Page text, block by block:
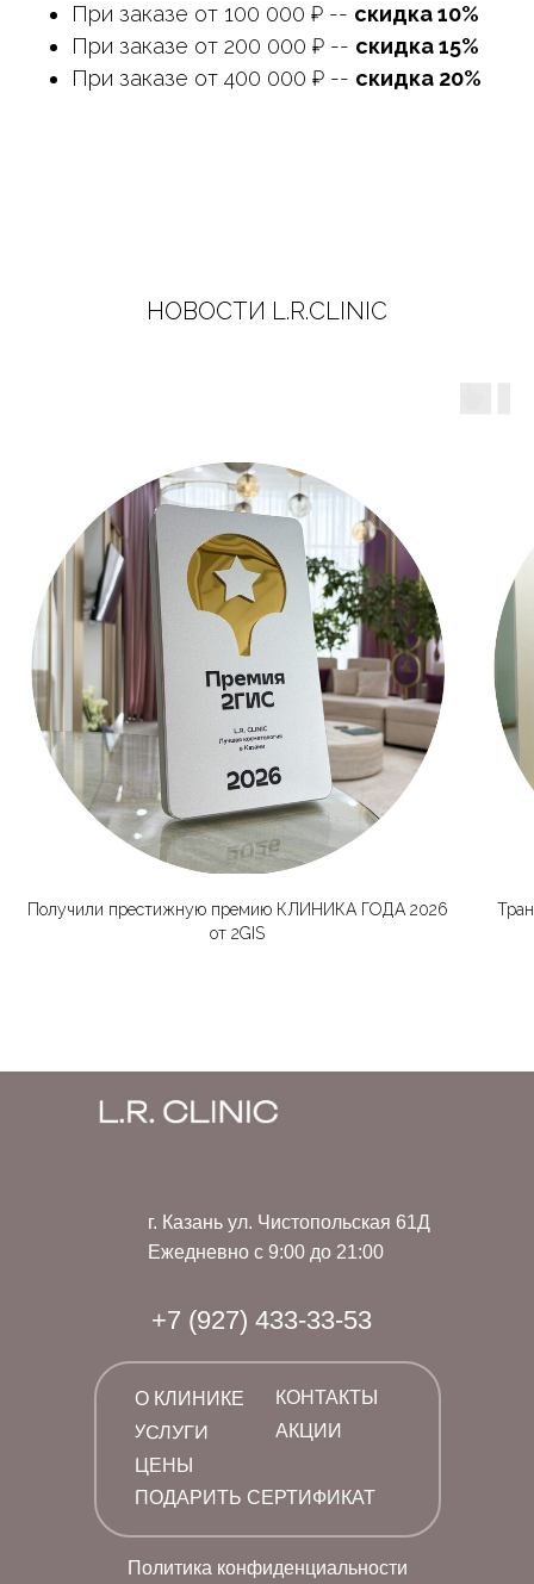
При заказе от 100 000 ₽ -- скидка 10%
При заказе от 200 000 ₽ -- скидка 15%
При заказе от 400 000 ₽ -- скидка 20%
НОВОСТИ L.R.CLINIC
Получили престижную премию КЛИНИКА ГОДА 2026
от 2GIS
г. Казань ул. Чистопольская 61Д
Ежедневно с 9:00 до 21:00
+7 (927) 433-33-53
О КЛИНИКЕ
АКЦИИ
ЦЕНЫ
КОНТАКТЫ
УСЛУГИ
ПОДАРИТЬ СЕРТИФИКАТ
Политика конфиденциальности